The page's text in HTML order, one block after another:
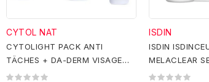
CYTOL NAT
CYTOLIGHT PACK ANTI
TÄCHES + DA-DERM VISAGE
100 ML GRATUIT
ISDIN
ISDIN
MELACLEAR